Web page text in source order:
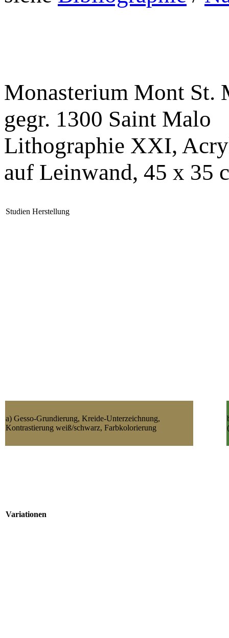
Monasterium Mont St.
gegr. 1300 Saint Malo
Lithographie XXI,
auf Leinwand, 45 x 35
Studien Herstellung
a) Gesso-Grundierung, Kreide-Unterzeichnung,
Kontrastierung weiß/schwarz, Farbkolorierung
Variationen